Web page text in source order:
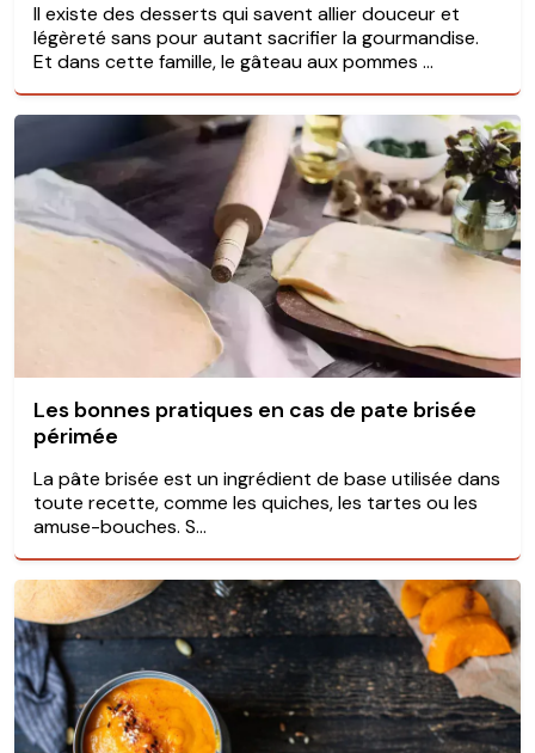
Il existe des desserts qui savent allier douceur et
légèreté sans pour autant sacrifier la gourmandise.
Et dans cette famille, le gâteau aux pommes ...
Les bonnes pratiques en cas de pate brisée
périmée
La pâte brisée est un ingrédient de base utilisée dans
toute recette, comme les quiches, les tartes ou les
amuse-bouches. S...